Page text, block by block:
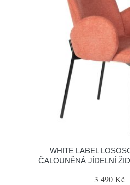
WHITE LABEL
ČALOUNĚNÁ JÍDELNÍ
3 490 Kč